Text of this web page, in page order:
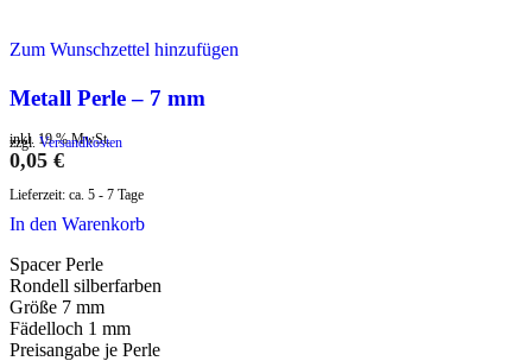
Zum Wunschzettel hinzufügen
Metall Perle – 7 mm
inkl. 19 % MwSt.
zzgl. Versandkosten
0,05 €
Lieferzeit: ca. 5 - 7 Tage
In den Warenkorb
Spacer Perle
Rondell silberfarben
Größe 7 mm
Fädelloch 1 mm
Preisangabe je Perle